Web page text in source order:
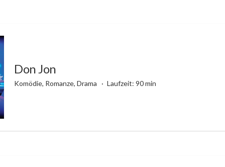
Don Jon
Komödie, Romanze, Drama Laufzeit: 90 min